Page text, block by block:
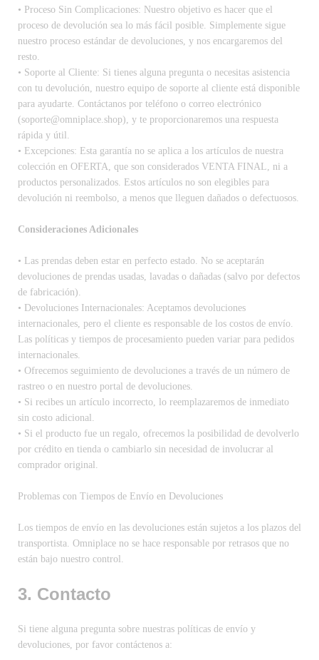
• Proceso Sin Complicaciones: Nuestro objetivo es hacer que el
proceso de devolución sea lo más fácil posible. Simplemente sigue
nuestro proceso estándar de devoluciones, y nos encargaremos del
resto.
• Soporte al Cliente: Si tienes alguna pregunta o necesitas asistencia
con tu devolución, nuestro equipo de soporte al cliente está disponible
para ayudarte. Contáctanos por teléfono o correo electrónico
(soporte@omniplace.shop), y te proporcionaremos una respuesta
rápida y útil.
• Excepciones: Esta garantía no se aplica a los artículos de nuestra
colección en OFERTA, que son considerados VENTA FINAL, ni a
productos personalizados. Estos artículos no son elegibles para
devolución ni reembolso, a menos que lleguen dañados o defectuosos.
Consideraciones Adicionales
• Las prendas deben estar en perfecto estado. No se aceptarán
devoluciones de prendas usadas, lavadas o dañadas (salvo por defectos
de fabricación).
• Devoluciones Internacionales: Aceptamos devoluciones
internacionales, pero el cliente es responsable de los costos de envío.
Las políticas y tiempos de procesamiento pueden variar para pedidos
internacionales.
• Ofrecemos seguimiento de devoluciones a través de un número de
rastreo o en nuestro portal de devoluciones.
• Si recibes un artículo incorrecto, lo reemplazaremos de inmediato
sin costo adicional.
• Si el producto fue un regalo, ofrecemos la posibilidad de devolverlo
por crédito en tienda o cambiarlo sin necesidad de involucrar al
comprador original.
Problemas con Tiempos de Envío en Devoluciones
Los tiempos de envío en las devoluciones están sujetos a los plazos del
transportista. Omniplace no se hace responsable por retrasos que no
están bajo nuestro control.
3. Contacto
Si tiene alguna pregunta sobre nuestras políticas de envío y
devoluciones, por favor contáctenos a: